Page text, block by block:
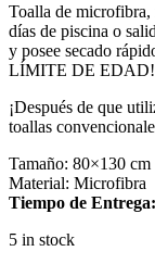
Toalla de microfibra,
días de piscina o
y posee secado
LÍMITE DE EDAD!
¡Después de que
toallas
Tamaño: 80×130 cm
Material: Microfibra
Tiempo de
5 in stock